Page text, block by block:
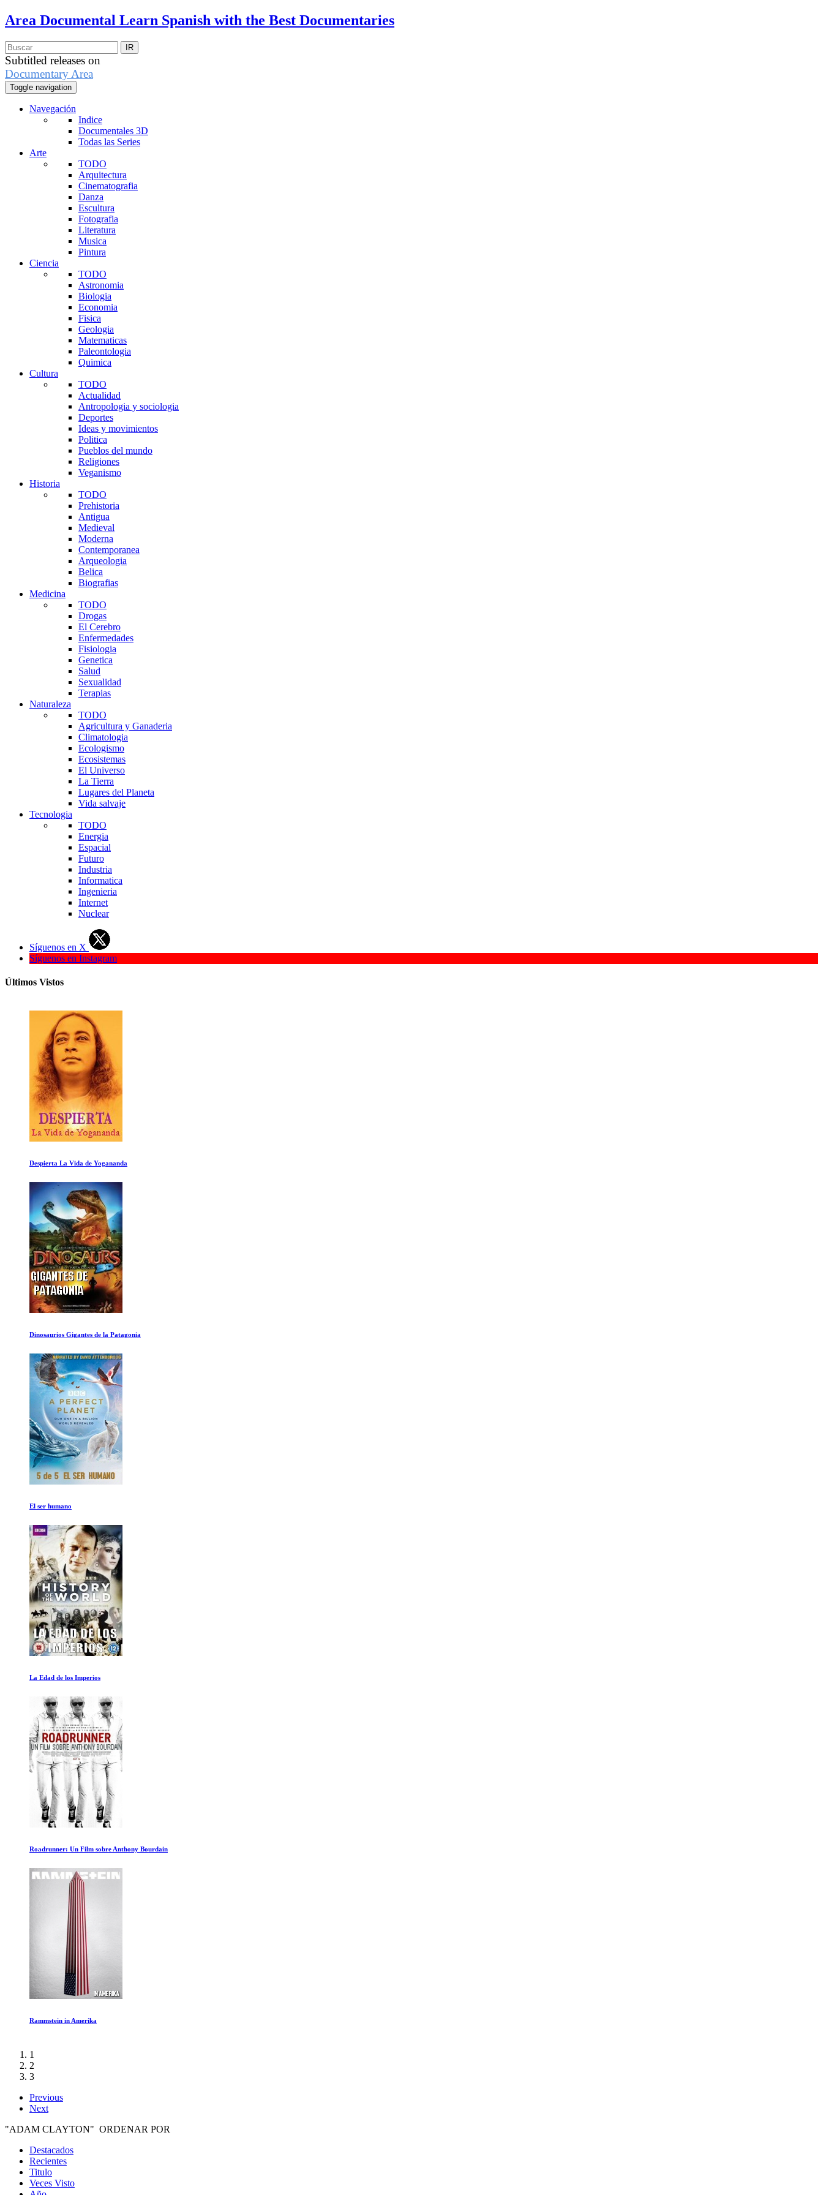
Area Documental Learn Spanish with the Best Documentaries
Subtitled releases on
Documentary Area
Toggle navigation
Navegación
Indice
Documentales 3D
Todas las Series
Arte
TODO
Arquitectura
Cinematografia
Danza
Escultura
Fotografia
Literatura
Musica
Pintura
Ciencia
TODO
Astronomia
Biologia
Economia
Fisica
Geologia
Matematicas
Paleontologia
Quimica
Cultura
TODO
Actualidad
Antropologia y sociologia
Deportes
Ideas y movimientos
Politica
Pueblos del mundo
Religiones
Veganismo
Historia
TODO
Prehistoria
Antigua
Medieval
Moderna
Contemporanea
Arqueologia
Belica
Biografias
Medicina
TODO
Drogas
El Cerebro
Enfermedades
Fisiologia
Genetica
Salud
Sexualidad
Terapias
Naturaleza
TODO
Agricultura y Ganaderia
Climatologia
Ecologismo
Ecosistemas
El Universo
La Tierra
Lugares del Planeta
Vida salvaje
Tecnologia
TODO
Energia
Espacial
Futuro
Industria
Informatica
Ingenieria
Internet
Nuclear
Síguenos en X
Síguenos en Instagram
Últimos Vistos
Amanda Knox
Cambio de sexo
La musica de John Williams
The True Cost
15 Minutos de verguenza
De polo a polo con Will Smith Ep 5-7
1
2
3
Previous
Next
"ADAM CLAYTON" ORDENAR POR
Destacados
Recientes
Titulo
Veces Visto